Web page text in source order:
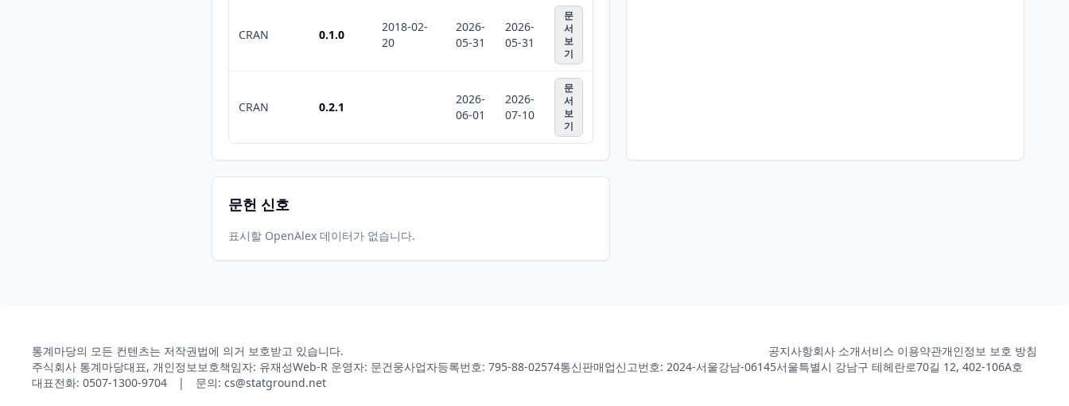
CRAN 0.1.0
2018-02-
20
2026-
05-31
2026-
05-31
문
서
보
기
CRAN 0.2.1
2026-
06-01
2026-
07-10
문
서
보
기
문헌 신호
표시할 OpenAlex 데이터가 없습니다.
통계마당의 모든 컨텐츠는 저작권법에 의거 보호받고 있습니다. 공지사항회사 소개서비스 이용약관개인정보 보호 방침
주식회사 통계마당대표, 개인정보보호책임자: 유재성Web-R 운영자: 문건웅사업자등록번호: 795-88-02574통신판매업신고번호: 2024-서울강남-06145서울특별시 강남구 테헤란로70길 12, 402-106A호
대표전화: 0507-1300-9704 | 문의: cs@statground.net